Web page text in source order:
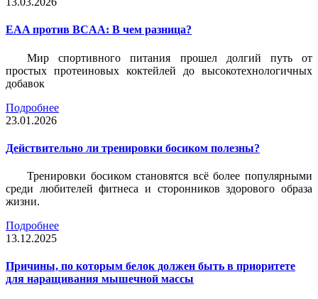
EAA против BCAA: В чем разница?
Мир спортивного питания прошел долгий путь от
простых протеиновых коктейлей до высокотехнологичных
добавок
Подробнее
23.01.2026
Действительно ли тренировки босиком полезны?
Тренировки босиком становятся всё более популярными
среди любителей фитнеса и сторонников здорового образа
жизни.
Подробнее
13.12.2025
Причины, по которым белок должен быть в приоритете
для наращивания мышечной массы